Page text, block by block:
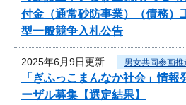
付金（通常砂防事業）（債務）
型一般競争入札公告
2025年6月9日更新 男女共同参画推
「ぎふっこまんなか社会」情
ーザル募集【選定結果】